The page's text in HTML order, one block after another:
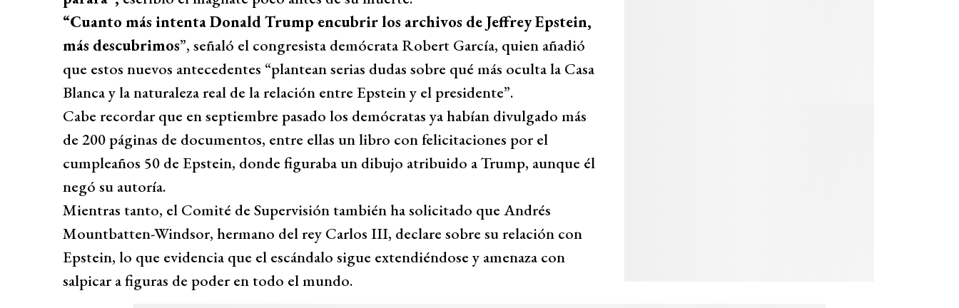
“Cuanto más intenta Donald Trump encubrir los archivos de JeffreyEpstein,
más descubrimos”, señaló el congresista demócrata Robert García, quien añadió
que estos nuevos antecedentes “plantean serias dudas sobre qué más oculta la Casa
Blanca y la naturaleza real de la relación entre Epstein y el presidente”.
Cabe recordar que en septiembre pasado los demócratas ya habían divulgado más
de 200 páginas de documentos, entre ellas un libro con felicitaciones por el
cumpleaños 50 de Epstein, donde figuraba un dibujo atribuido a Trump, aunque él
negó su autoría.
Mientras tanto, el Comité de Supervisión también ha solicitado que Andrés
Mountbatten-Windsor, hermano del rey Carlos III, declare sobre su relación con
Epstein, lo que evidencia que el escándalo sigue extendiéndose y amenaza con
salpicar a figuras de poder en todo el mundo.